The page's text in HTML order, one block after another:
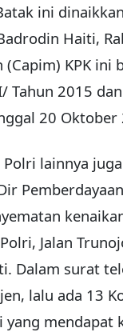
ini
Haiti,
KPK ini
Tahun 2015
20 Oktober
lainnya
Jalan
Dalam surat
lalu ada 13
mendapat